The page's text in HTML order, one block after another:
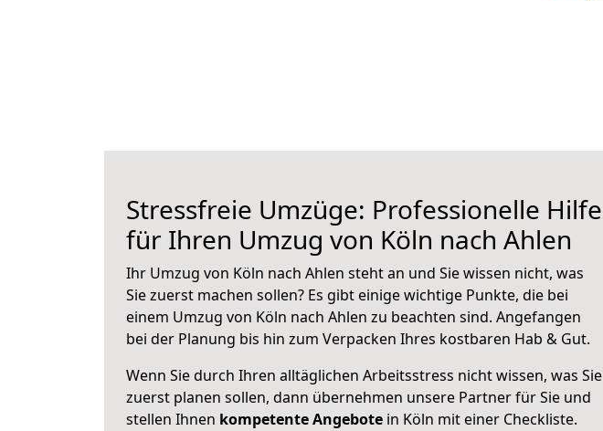
Stressfreie Umzüge: Professionelle Hilfe
für Ihren Umzug von Köln nach Ahlen
Ihr Umzug von Köln nach Ahlen steht an und Sie wissen nicht, was
Sie zuerst machen sollen? Es gibt einige wichtige Punkte, die bei
einem Umzug von Köln nach Ahlen zu beachten sind. Angefangen
bei der Planung bis hin zum Verpacken Ihres kostbaren Hab & Gut.
Wenn Sie durch Ihren alltäglichen Arbeitsstress nicht wissen, was Sie
zuerst planen sollen, dann übernehmen unsere Partner für Sie und
stellen Ihnen kompetente Angebote in Köln mit einer Checkliste.